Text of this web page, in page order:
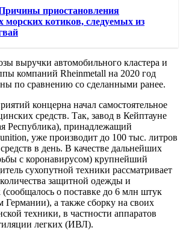
приостановления
морских котиков, следуемых из
выручки автомобильного кластера и
компаний Rheinmetall на 2020 год
по сравнению со сделанными ранее.
концерна начал самостоятельное
средств. Так, завод в Кейптауне
Республика), принадлежащий
уже производит до 100 тыс. литров
в день. В качестве дальнейших
с коронавирусом) крупнейший
сухопутной техники рассматривает
защитной одежды и
о поставке до 6 млн штук
а также сборку на своих
техники, в частности аппаратов
легких (ИВЛ).